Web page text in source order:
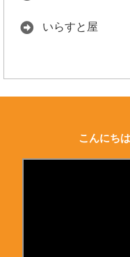
いらすと屋
こんにち